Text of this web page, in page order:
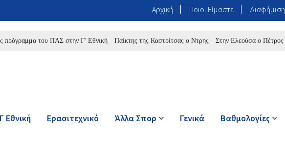
Αρχική Ποιοι Είμαστε Διαφήμιση
του ΠΑΣ στην Γ' Εθνική Παίκτης της Καστρίτσας ο Ντρης Στην Ελεούσα ο Πέτρος Δρόσος
Γ Εθνική Ερασιτεχνικό Άλλα Σπορ Γενικά Βαθμολογίες